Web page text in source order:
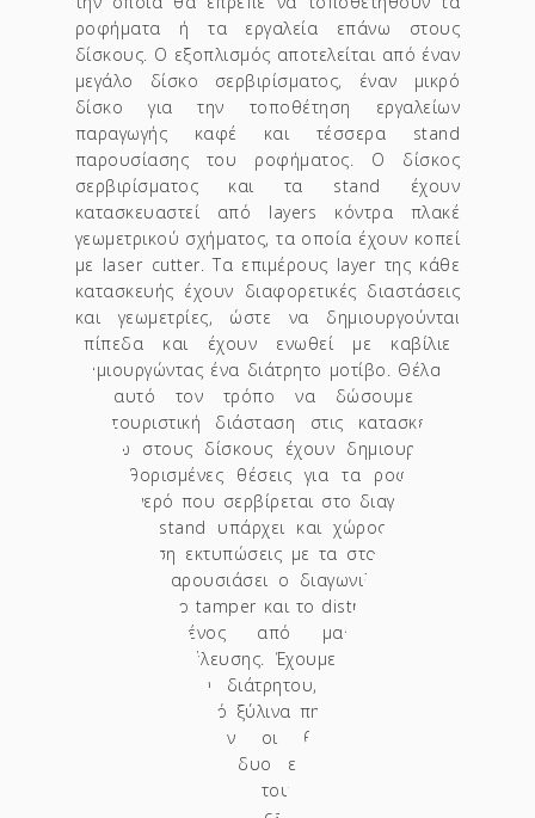
ροφήματα ή τα εργαλεία επάνω στους
δίσκους. Ο εξοπλισμός αποτελείται από έναν
μεγάλο δίσκο σερβιρίσματος, έναν μικρό
δίσκο για την τοποθέτηση εργαλείων
παραγωγής καφέ και τέσσερα stand
παρουσίασης του ροφήματος. Ο δίσκος
σερβιρίσματος και τα stand έχουν
κατασκευαστεί από layers κόντρα πλακέ
γεωμετρικού σχήματος, τα οποία έχουν κοπεί
με laser cutter. Τα επιμέρους layer της κάθε
κατασκευής έχουν διαφορετικές διαστάσεις
και γεωμετρίες, ώστε να δημιουργούνται
επίπεδα και έχουν ενωθεί με καβίλιες
δημιουργώντας ένα διάτρητο μοτίβο. Θέλαμε
με αυτό τον τρόπο να δώσουμε μια
φουτουριστική διάσταση στις κατασκευές.
Επάνω στους δίσκους έχουν δημιουργηθεί
προκαθορισμένες θέσεις για τα ροφήματα
και το νερό που σερβίρεται στο διαγωνισμό,
ενώ στα stand υπάρχει και χώρος για την
τοποθέτηση εκτυπώσεις με τα στοιχεία που
θέλει να παρουσιάσει ο διαγωνιζόμενος. Ο
δίσκος για το tamper και το distributor, είναι
κατασκευασμένος από μασίφ ξυλεία
εξωτικής προέλευσης. Έχουμε κρατήσει την
φιλοσοφία του διάτρητου, δημιουργώντας
ένα κάνναβο από ξύλινα πηχάκια πάνω στο
οποία υπάρχουν οι θέσεις για την
τοποθέτηση των δυο εργαλείων. Για την
φωτογράφηση του εξοπλισμού,